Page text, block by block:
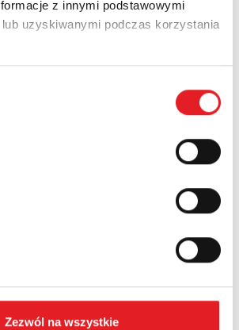
z innymi podstawowymi
uzyskiwanymi podczas korzystania
Zezwól na wszystkie